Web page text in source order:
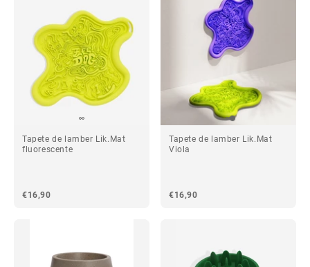
Tapete de lamber Lik.Mat
fluorescente
€16,90
Tapete de lamber Lik.Mat
Viola
€16,90